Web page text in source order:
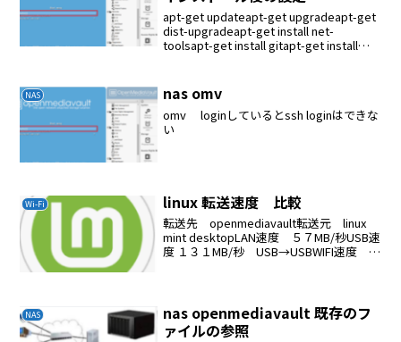
apt-get updateapt-get upgradeapt-get
dist-upgradeapt-get install net-
toolsapt-get install gitapt-get install
NAS nas omv
omv loginしているとssh loginはできな
い
Wi-Fi linux 転送速度 比較
転送先 openmediavault転送元 linux
mint desktopLAN速度 ５７MB/秒USB速
度 １３１MB/秒 USB→USBWIFI速度 ３
NAS
nas openmediavault 既存のフ
ァイルの参照